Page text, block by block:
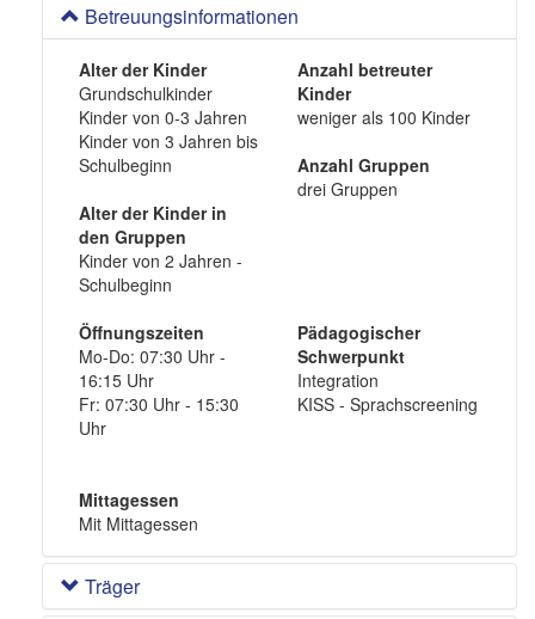
Betreuungsinformationen
Alter der Kinder
Grundschulkinder
Kinder von 0-3 Jahren
Kinder von 3 Jahren bis
Schulbeginn
Alter der Kinder in
den Gruppen
Kinder von 2 Jahren -
Schulbeginn
Anzahl betreuter
Kinder
weniger als 100 Kinder
Anzahl Gruppen
drei Gruppen
Öffnungszeiten
Mo-Do: 07:30 Uhr -
16:15 Uhr
Fr: 07:30 Uhr - 15:30
Uhr
Mittagessen
Mit Mittagessen
Pädagogischer
Schwerpunkt
Integration
KISS - Sprachscreening
Träger